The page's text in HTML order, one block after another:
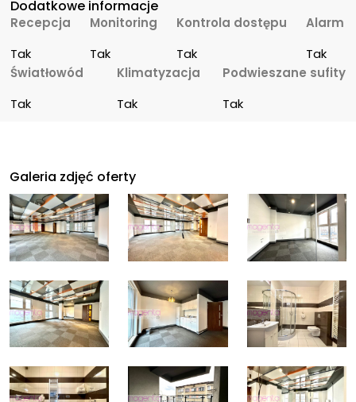
Dodatkowe informacje
Recepcja
Tak
Monitoring
Tak
Kontrola dostępu
Tak
Alarm
Tak
Światłowód
Tak
Klimatyzacja
Tak
Podwieszane sufity
Tak
Galeria zdjęć oferty